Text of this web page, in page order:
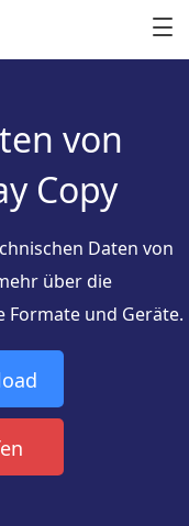
von
Copy
Daten von
über die
und Geräte.